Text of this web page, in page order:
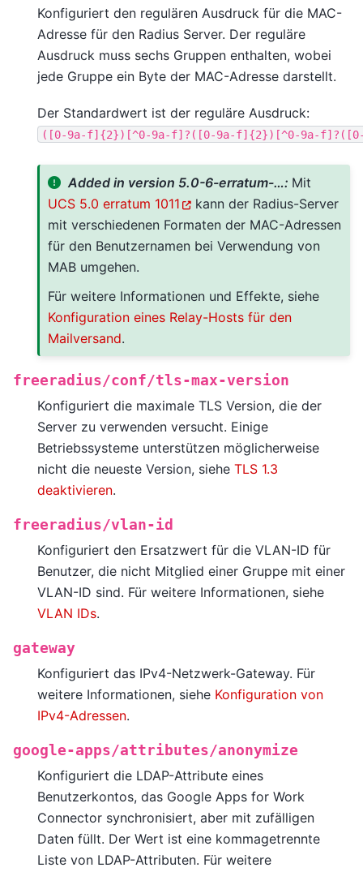
Konfiguriert den regulären Ausdruck für die MAC-
Adresse für den Radius Server. Der reguläre
Ausdruck muss sechs Gruppen enthalten, wobei
jede Gruppe ein Byte der MAC-Adresse darstellt.
Der Standardwert ist der reguläre Ausdruck:
([0-9a-f]{2})[^0-9a-f]?([0-9a-f]{2})[^0-9a-
Added in version 5.0-6-erratum-…: Mit
UCS 5.0 erratum 1011
kann der Radius-Server
mit verschiedenen Formaten der MAC-Adressen
für den Benutzernamen bei Verwendung von
MAB umgehen.
Für weitere Informationen und Effekte, siehe
Konfiguration eines Relay-Hosts für den
Mailversand.
freeradius/conf/tls-max-version
Konfiguriert die maximale TLS Version, die der
Server zu verwenden versucht. Einige
Betriebssysteme unterstützen möglicherweise
nicht die neueste Version, siehe TLS 1.3
deaktivieren.
freeradius/vlan-id
Konfiguriert den Ersatzwert für die VLAN-ID für
Benutzer, die nicht Mitglied einer Gruppe mit einer
VLAN-ID sind. Für weitere Informationen, siehe
VLAN IDs.
gateway
Konfiguriert das IPv4-Netzwerk-Gateway. Für
weitere Informationen, siehe Konfiguration von
IPv4-Adressen.
google-apps/attributes/anonymize
Konfiguriert die LDAP-Attribute eines
Benutzerkontos, das Google Apps for Work
Connector synchronisiert, aber mit zufälligen
Daten füllt. Der Wert ist eine kommagetrennte
Liste von LDAP-Attributen. Für weitere